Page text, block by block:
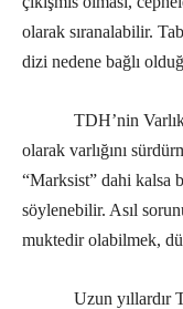
olarak sıranalabilir.
dizi nedene bağlı
TDH’nin
olarak varlığını
“Marksist” dahi kalsa
söylenebilir. Asıl
muktedir olabilmek,
Uzun yıllardır